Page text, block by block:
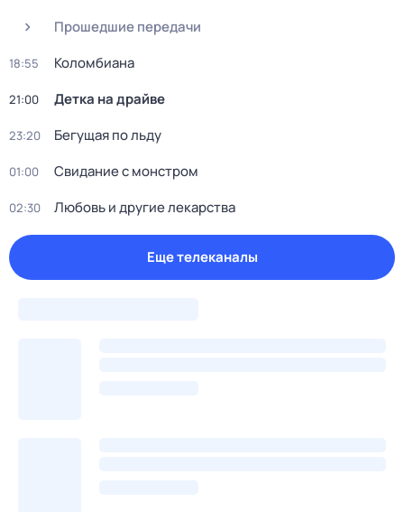
Прошедшие передачи
18:55 Коломбиана
21:00 Детка на драйве
23:20 Бегущая по льду
01:00 Свидание с монстром
02:30 Любовь и другие лекарства
Еще телеканалы